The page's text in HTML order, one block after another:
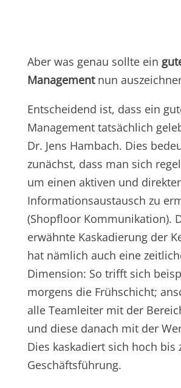
Aber was genau sollte ein
Managementnun
Entscheidend ist, dass ein
Management tatsächlich
Dr. Jens Hambach. Dies
zunächst, dass man sich
um einen aktiven und
Informationsaustausch zu
(Shopfloor Kommunikation).
erwähnte Kaskadierung der
hat nämlich auch eine
Dimension: So trifft sich
morgens die Frühschicht;
alle Teamleiter mit der
und diese danach mit der
Dies kaskadiert sich hoch bis
Geschäftsführung.